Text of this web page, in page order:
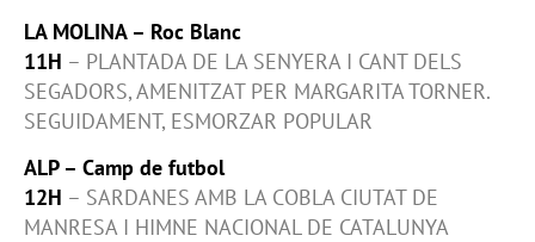
LA MOLINA – Roc Blanc
11H – PLANTADA DE LA SENYERA I CANT DELS
SEGADORS, AMENITZAT PER MARGARITA TORNER.
SEGUIDAMENT, ESMORZAR POPULAR
ALP – Camp de futbol
12H – SARDANES AMB LA COBLA CIUTAT DE
MANRESA I HIMNE NACIONAL DE CATALUNYA